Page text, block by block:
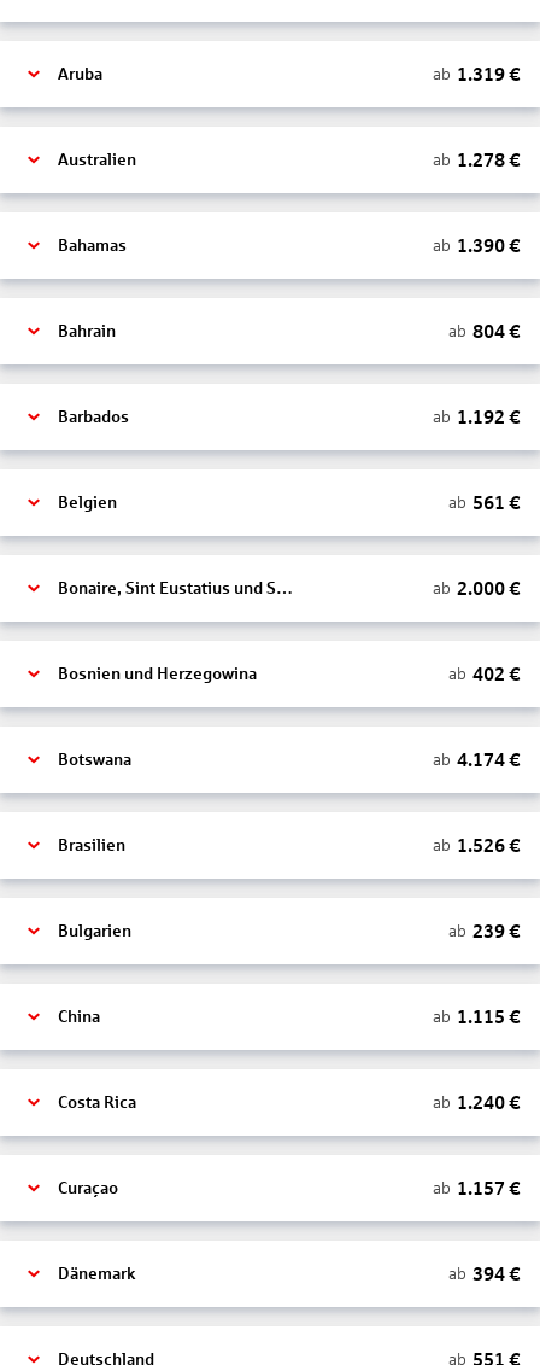
Aruba ab 1.319€
Australien ab 1.278€
Bahamas ab 1.390€
Bahrain ab 804€
Barbados ab 1.192 €
Belgien ab 561 €
Bonaire, Sint Eustatius und Saba ab 2.000€
Bosnien und Herzegowina ab 402 €
Botswana ab 4.174€
Brasilien ab 1.526€
Bulgarien ab 239€
China ab 1.115 €
Costa Rica ab 1.240€
Curaçao ab 1.157 €
Dänemark ab 394€
Deutschland ab 551 €